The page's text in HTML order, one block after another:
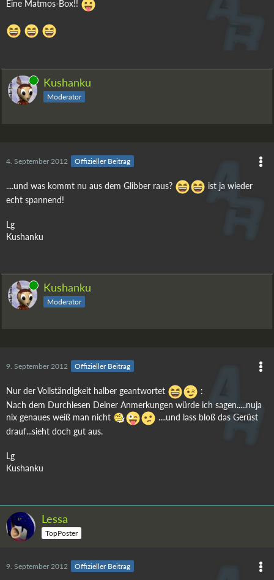
Eine Matmos-Box!!
Online Kushanku
Moderator
4. September 2012 Offizieller Beitrag
....und was kommt nu aus dem Glibber raus?
ist ja wieder
echt spannend!
Lg
Kushanku
Online Kushanku
Moderator
9. September 2012 Offizieller Beitrag
Nur der Vollständigkeit halber geantwortet
:
Nach dem Durchlesen Deiner Anmerkungen würde ich sagen.....nuja
nix genaues weiß man nicht
....und lass bloß das Gerüst
drauf...sieht doch gut aus.
Lg
Kushanku
Lessa
TopPoster
9. September 2012 Offizieller Beitrag